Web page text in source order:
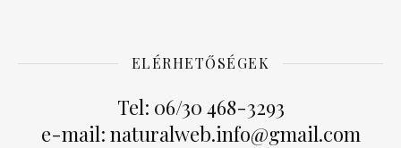
ELÉRHETŐSÉGEK
Tel: 06/30 468-3293
e-mail: naturalweb.info@gmail.com